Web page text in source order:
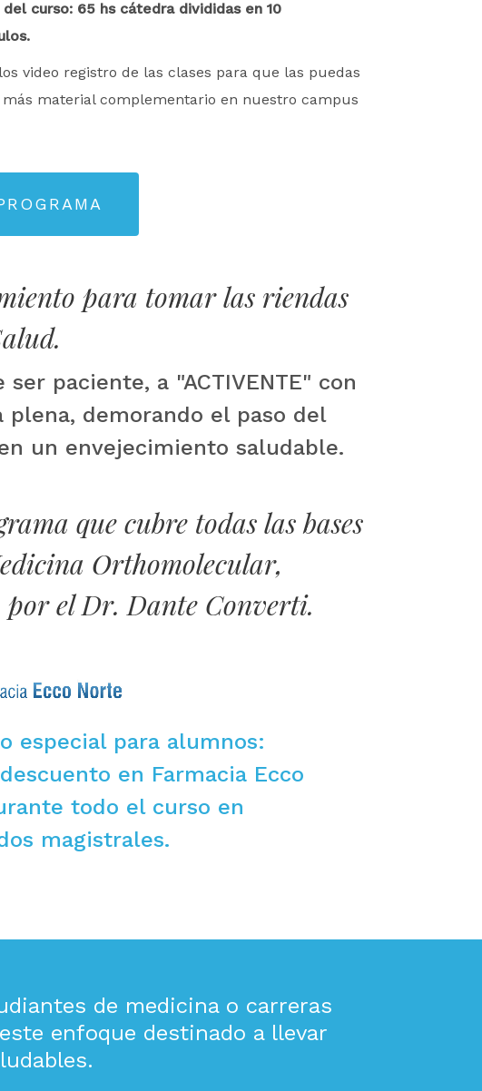
del curso: 65 hs cátedra divididas en 10
video registro de las clases para que las puedas
más material complementario en nuestro campus
para tomar las riendas
ser paciente, a "ACTIVENTE" con
plena, demorando el paso del
un envejecimiento saludable.
que cubre todas las bases
Orthomolecular,
el Dr. Dante Converti.
especial para alumnos:
en Farmacia Ecco
todo el curso en
magistrales.
de medicina o carreras
enfoque destinado a llevar